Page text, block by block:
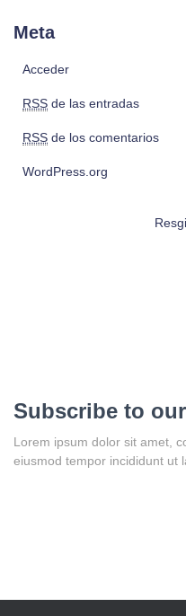
Meta
Acceder
RSS de las entradas
RSS de los comentarios
WordPress.org
Subscribe to
Lorem ipsum dolor sit amet,
eiusmod tempor incididunt ut